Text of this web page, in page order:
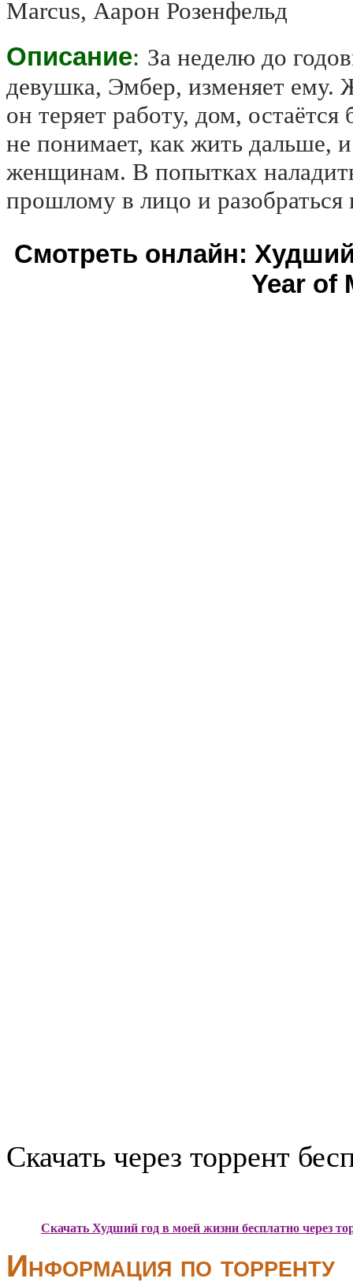
Marcus, Аарон Розенфельд
Описание: За неделю до
девушка, Эмбер, изменяет ему.
он теряет работу, дом,
не понимает, как жить дальше,
женщинам. В попытках
прошлому в лицо и разобраться
Смотреть онлайн:
Year of
Скачать через торрент
Скачать Худший год в моей жизни бесплатно через
Информация по торренту